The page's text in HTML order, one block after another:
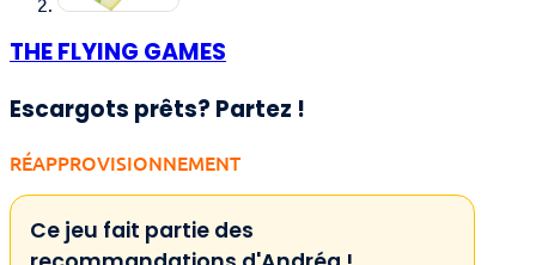
THE FLYING GAMES
Escargots prêts? Partez !
RÉAPPROVISIONNEMENT
Ce jeu fait partie des